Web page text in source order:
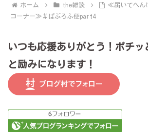
ホーム the雑談
≪届いてへん
コーナー≫＃ぱぶろふ便part4
いつも応援ありがとう！ポチッ
と励みになります！